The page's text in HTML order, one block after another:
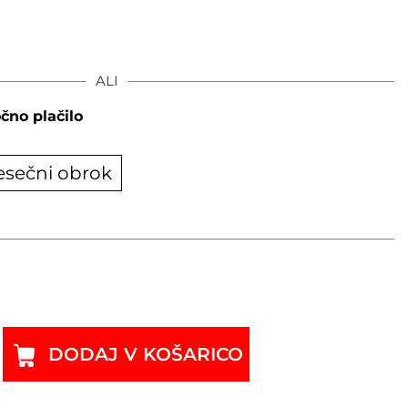
ALI
plačilo
obrok
DODAJ V KOŠARICO